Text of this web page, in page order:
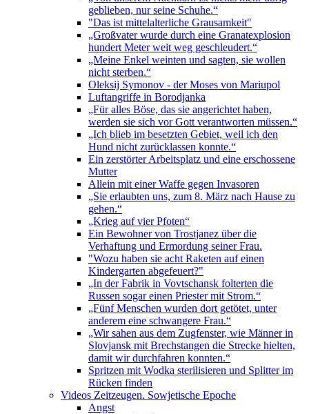
geblieben, nur seine Schuhe.“
"Das ist mittelalterliche Grausamkeit"
„Großvater wurde durch eine Granatexplosion
hundert Meter weit weg geschleudert.“
„Meine Enkel weinten und sagten, sie wollen
nicht sterben.“
Oleksij Symonov - der Moses von Mariupol
Luftangriffe in Borodjanka
„Für alles Böse, das sie angerichtet haben,
werden sie sich vor Gott verantworten müssen.“
„Ich blieb im besetzten Gebiet, weil ich den
Hund nicht zurücklassen konnte.“
Ein zerstörter Arbeitsplatz und eine erschossene
Mutter
Allein mit einer Waffe gegen Invasoren
„Sie erlaubten uns, zum 8. März nach Hause zu
gehen.“
„Krieg auf vier Pfoten“
Ein Bewohner von Trostjanez über die
Verhaftung und Ermordung seiner Frau.
"Wozu haben sie acht Raketen auf einen
Kindergarten abgefeuert?"
„In der Fabrik in Vovtschansk folterten die
Russen sogar einen Priester mit Strom.“
„Fünf Menschen wurden dort getötet, unter
anderem eine schwangere Frau.“
„Wir sahen aus dem Zugfenster, wie Männer in
Slovjansk mit Brechstangen die Strecke hielten,
damit wir durchfahren konnten.“
Spritzen mit Wodka sterilisieren und Splitter im
Rücken finden
Videos Zeitzeugen. Sowjetische Epoche
Angst